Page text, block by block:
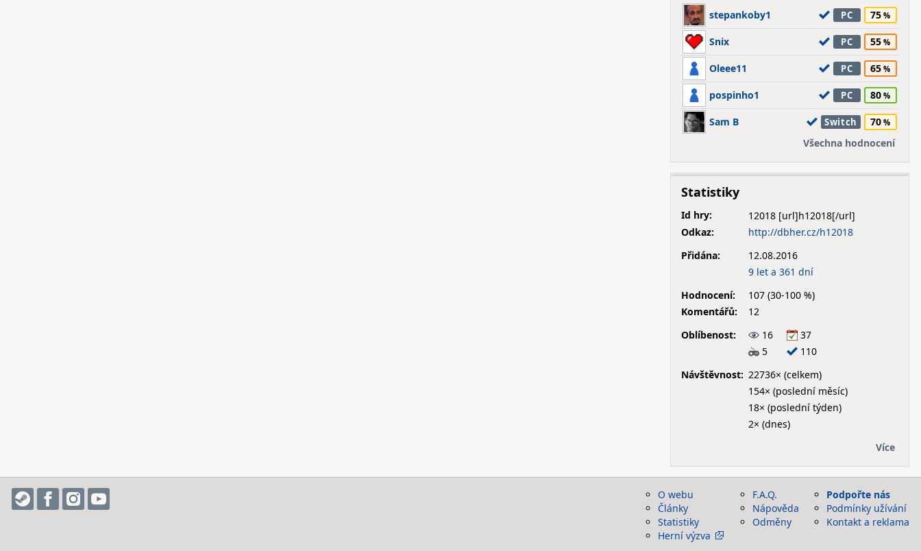
stepankoby1 PC 75
Snix PC 55
Oleee11 PC 65
pospinho1 PC 80
Sam B Switch
70
Všechna hodnocení
Statistiky
Id hry:
12018
Odkaz:
http://dbher.cz/h12018
Přidána:
12.08.2016
9 let a 361 dní
Hodnocení:
107 (30-100 %)
Komentářů:
12
Oblíbenost:
16
37
5
110
Návštěvnost: 22736× (celkem)
154× (poslední měsíc)
18× (poslední týden)
2× (dnes)
Více
O webu
Články
Statistiky
Herní výzva
F.A.Q.
Nápověda
Odměny
Podpořte nás
Podmínky užívání
Kontakt a reklama